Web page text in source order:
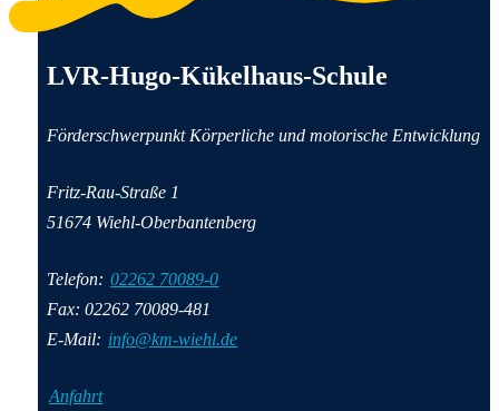
LVR-Hugo-Kükelhaus-Schule
Förderschwerpunkt Körperliche und motorische Entwicklung
Fritz-Rau-Straße 1
51674 Wiehl-Oberbantenberg
Telefon: 02262 70089-0
Fax: 02262 70089-481
E-Mail: info@km-wiehl.de
Anfahrt